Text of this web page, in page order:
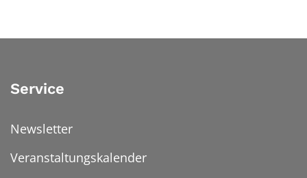
Service
Newsletter
Veranstaltungskalender